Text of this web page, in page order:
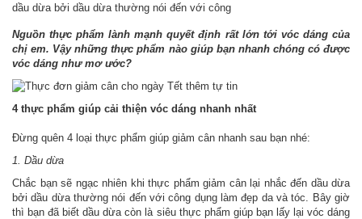
dầu dừa bởi dầu dừa thường nói đến với công
Nguồn thực phẩm lành mạnh quyết định rất lớn tới vóc dáng của
chị em. Vậy những thực phẩm nào giúp bạn nhanh chóng có được
vóc dáng như mơ ước?
4 thực phẩm giúp cải thiện vóc dáng nhanh nhất
Đừng quên 4 loại thực phẩm giúp giảm cân nhanh sau bạn nhé:
1. Dầu dừa
Chắc bạn sẽ ngạc nhiên khi thực phẩm giảm cân lại nhắc đến dầu dừa
bởi dầu dừa thường nói đến với công dụng làm đẹp da và tóc. Bây giờ
thì bạn đã biết dầu dừa còn là siêu thực phẩm giúp bạn lấy lại vóc dáng